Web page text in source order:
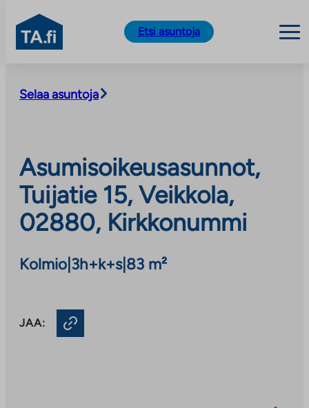
sisältöön
TA.fi
Etsi asuntoja
Selaa asuntoja
Asumisoikeusasunnot,
Tuijatie 15, Veikkola,
02880, Kirkkonummi
Kolmio 3h+k+s| 83 m²
JAA: